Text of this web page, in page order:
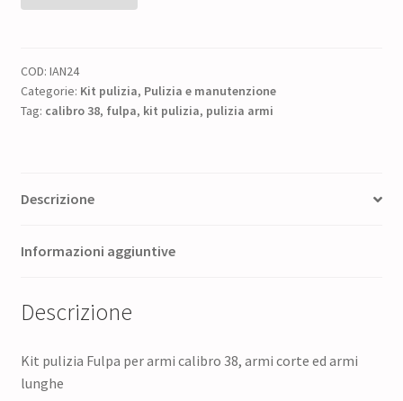
armi
quantità
COD: IAN24
Categorie: Kit pulizia, Pulizia e manutenzione
Tag: calibro 38, fulpa, kit pulizia, pulizia armi
Descrizione
Informazioni aggiuntive
Descrizione
Kit pulizia Fulpa per armi calibro 38, armi corte ed armi
lunghe